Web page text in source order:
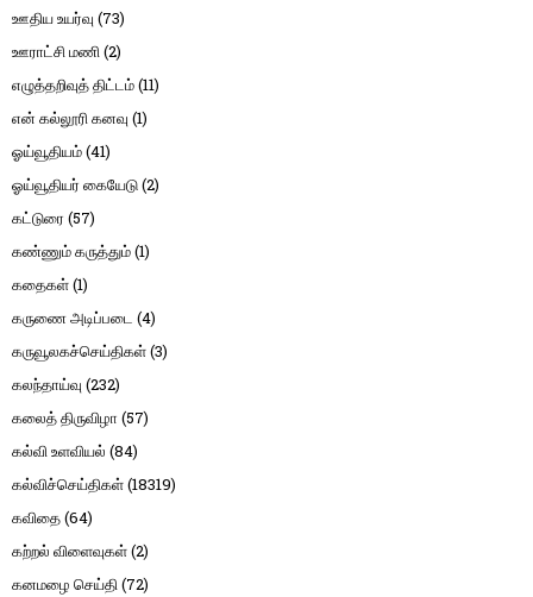
ஊதிய உயர்வு (73)
ஊராட்சி மணி(2)
எழுத்தறிவுத் திட்டம்(11)
என் கல்லூரி கனவு (1)
ஓய்வூதியம்(41)
ஓய்வூதியர் கையேடு(2)
கட்டுரை (57)
கண்ணும் கருத்தும்(1)
கதைகள்(1)
கருணை அடிப்படை (4)
கருவூலகச்செய்திகள்(3)
கலந்தாய்வு (232)
கலைத் திருவிழா (57)
கல்வி உளவியல் (84)
கல்விச்செய்திகள்(18319)
கவிதை(64)
கற்றல் விளைவுகள்(2)
கனமழை செய்தி(72)